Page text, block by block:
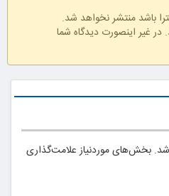
باشد منتشر نخواهد شد.
در غیر اینصورت دیدگاه شما
بخش‌های موردنیاز علامت‌گذاری